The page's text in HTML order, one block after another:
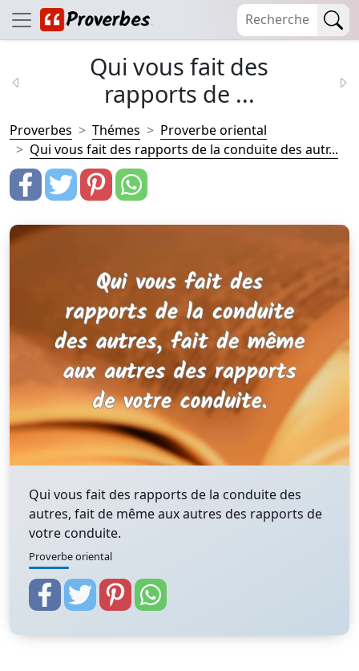
Qui vous fait des
rapports de ...
Proverbes Thémes
Proverbe oriental
Qui vous fait des rapports de la conduite des autr...
Qui vous fait des rapports de la conduite des
autres, fait de même aux autres des rapports de
votre conduite.
Proverbe oriental